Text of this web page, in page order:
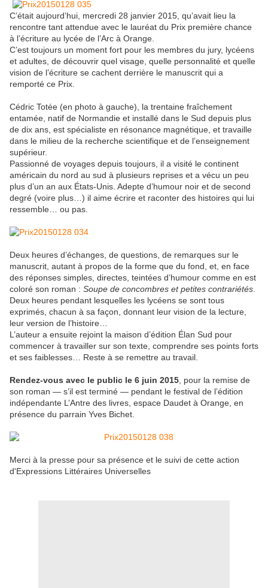
C’était aujourd’hui, mercredi 28 janvier 2015, qu’avait lieu la
rencontre tant attendue avec le lauréat du Prix première chance
à l’écriture au lycée de l’Arc à Orange.
C’est toujours un moment fort pour les membres du jury, lycéens
et adultes, de découvrir quel visage, quelle personnalité et quelle
vision de l’écriture se cachent derrière le manuscrit qui a
remporté ce Prix.
Cédric Totée (en photo à gauche), la trentaine fraîchement
entamée, natif de Normandie et installé dans le Sud depuis plus
de dix ans, est spécialiste en résonance magnétique, et travaille
dans le milieu de la recherche scientifique et de l’enseignement
supérieur.
Passionné de voyages depuis toujours, il a visité le continent
américain du nord au sud à plusieurs reprises et a vécu un peu
plus d’un an aux États-Unis. Adepte d’humour noir et de second
degré (voire plus…) il aime écrire et raconter des histoires qui lui
ressemble… ou pas.
Deux heures d’échanges, de questions, de remarques sur le
manuscrit, autant à propos de la forme que du fond, et, en face
des réponses simples, directes, teintées d’humour comme en est
coloré son roman : Soupe de concombres et petites contrariétés
Deux heures pendant lesquelles les lycéens se sont tous
exprimés, chacun à sa façon, donnant leur vision de la lecture,
leur version de l’histoire…
L’auteur a ensuite rejoint la maison d’édition Élan Sud pour
commencer à travailler sur son texte, comprendre ses points forts
et ses faiblesses… Reste à se remettre au travail.
Rendez-vous avec le public le 6 juin 2015 , pour la remise de
son roman — s’il est terminé — pendant le festival de l’édition
indépendante L’Antre des livres, espace Daudet à Orange, en
présence du parrain Yves Bichet.
Merci à la presse pour sa présence et le suivi de cette action
d'Expressions Littéraires Universelles